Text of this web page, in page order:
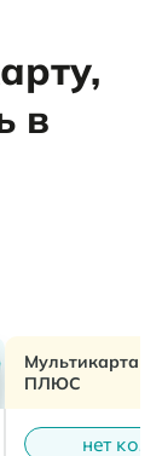
в
Мультикарта
ПЛЮС
нет